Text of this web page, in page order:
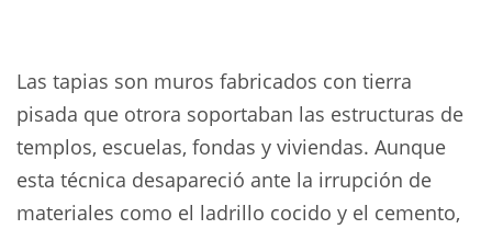
Las tapias son muros fabricados con tierra
pisada que otrora soportaban las estructuras de
templos, escuelas, fondas y viviendas. Aunque
esta técnica desapareció ante la irrupción de
materiales como el ladrillo cocido y el cemento,